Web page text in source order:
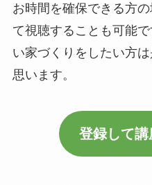
お時間を確保できる方
て視聴することも可能
い家づくりをしたい方
思います。
登録して講